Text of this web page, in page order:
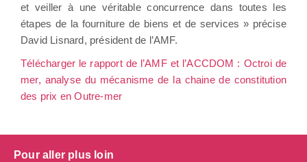
et veiller à une véritable concurrence dans toutes les
étapes de la fourniture de biens et de services » précise
David Lisnard, président de l’AMF.
Télécharger le rapport de l’AMF et l’ACCDOM : Octroi de
mer, analyse du mécanisme de la chaine de constitution
des prix en Outre-mer
Pour aller plus loin